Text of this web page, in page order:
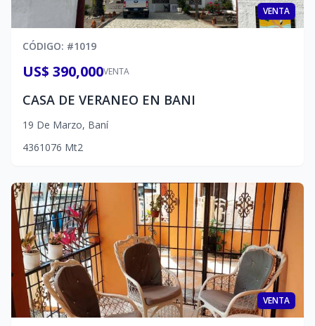
VENTA
CÓDIGO: #1019
VENTA
US$ 390,000
CASA DE VERANEO EN BANI
19 De Marzo, Baní
4361076 Mt2
VENTA